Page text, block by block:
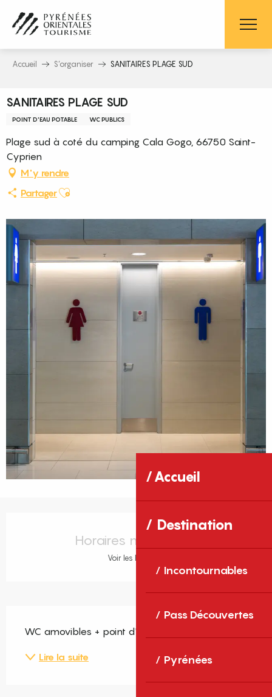
contenu
principal
Accueil
Destination
Incontournables
Pass Découvertes
Pyrénées
Accueil S’organiser SANITAIRES PLAGE SUD
SANITAIRES PLAGE SUD
POINT D'EAU POTABLE WC PUBLICS
Plage sud à coté du camping Cala Gogo, 66750 Saint-
Cyprien
M'y rendre
PartagerAjouter aux favoris
Ouverture et coordonnées
Horaires non définis
Voir les horaires
WC amovibles + point d'eau. Ouvert en saison.
Lire la suite